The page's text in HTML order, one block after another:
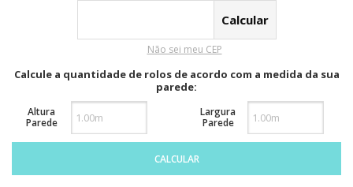
Não sei meu CEP
Calcule a quantidade de rolos de acordo com a medida da sua
parede:
Altura
Parede
Largura
Parede
CALCULAR